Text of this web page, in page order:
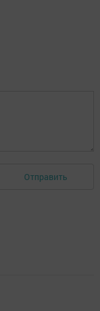
Отправить